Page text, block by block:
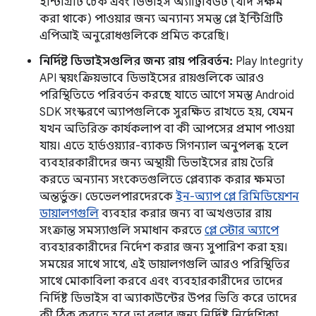
করা থাকে) পাওয়ার জন্য অন্যান্য সমস্ত প্লে ইন্টিগ্রিটি
এপিআই অনুরোধগুলিকে প্রমিত করেছি।
নির্দিষ্ট ডিভাইসগুলির জন্য রায় পরিবর্তন: Play Integrity
API স্বয়ংক্রিয়ভাবে ডিভাইসের রায়গুলিকে আরও
পরিস্থিতিতে পরিবর্তন করছে যাতে আগে সমস্ত Android
SDK সংস্করণে অ্যাপগুলিকে সুরক্ষিত রাখতে হয়, যেমন
যখন অতিরিক্ত কার্যকলাপ বা কী আপসের প্রমাণ পাওয়া
যায়। এতে হার্ডওয়্যার-ব্যাকড সিগন্যাল অনুপলব্ধ হলে
ব্যবহারকারীদের জন্য অস্থায়ী ডিভাইসের রায় তৈরি
করতে অন্যান্য সংকেতগুলিতে প্লেব্যাক করার ক্ষমতা
অন্তর্ভুক্ত। ডেভেলপারদেরকে ইন-অ্যাপ প্লে রিমিডিয়েশন
ডায়ালগগুলি ব্যবহার করার জন্য বা অখণ্ডতার রায়
সংক্রান্ত সমস্যাগুলি সমাধান করতে প্লে স্টোর অ্যাপে
ব্যবহারকারীদের নির্দেশ করার জন্য সুপারিশ করা হয়।
সময়ের সাথে সাথে, এই ডায়ালগগুলি আরও পরিস্থিতির
সাথে মোকাবিলা করবে এবং ব্যবহারকারীদের তাদের
নির্দিষ্ট ডিভাইস বা অ্যাকাউন্টের উপর ভিত্তি করে তাদের